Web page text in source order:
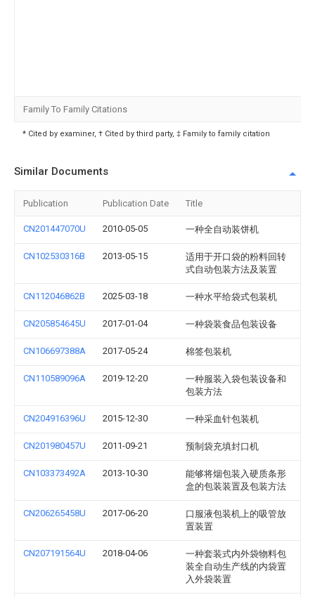
Family To Family Citations
* Cited by examiner, † Cited by third party, ‡ Family to family citation
Similar Documents
Publication Publication Date Title
CN201447070U 2010-05-05 一种全自动装饼机
CN102530316B 2013-05-15
适用于开口袋的粉料回转
式自动包装方法及装置
CN112046862B 2025-03-18 一种水平给袋式包装机
CN205854645U 2017-01-04 一种袋装食品包装设备
CN106697388A 2017-05-24 棉签包装机
CN110589096A 2019-12-20
一种服装入袋包装设备和
包装方法
CN204916396U 2015-12-30 一种采血针包装机
CN201980457U 2011-09-21 预制袋充填封口机
CN103373492A 2013-10-30
能够将烟包装入硬质条形
盒的包装装置及包装方法
CN206265458U 2017-06-20
口服液包装机上的吸管放
置装置
CN207191564U 2018-04-06
一种套装式内外袋物料包
装全自动生产线的内袋置
入外袋装置